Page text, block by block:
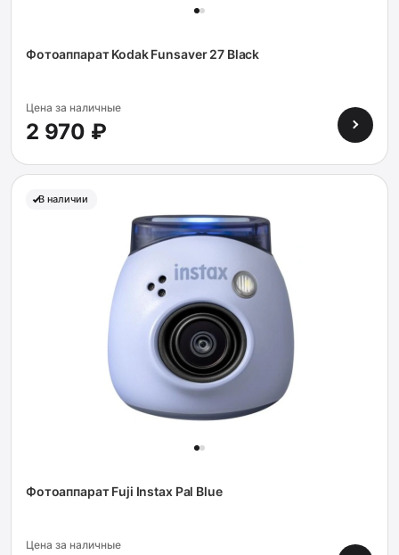
Фотоаппарат Kodak Funsaver 27 Black
Цена за наличные
2 970 ₽
В наличии
Фотоаппарат Fuji Instax Pal Blue
Цена за наличные